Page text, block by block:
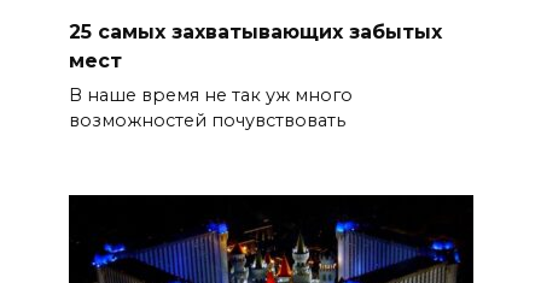
25 самых захватывающих забытых
мест
В наше время не так уж много
возможностей почувствовать